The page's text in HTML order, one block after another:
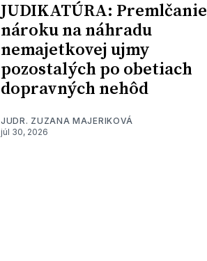
JUDIKATÚRA: Premlčanie
nároku na náhradu
nemajetkovej ujmy
pozostalých po obetiach
dopravných nehôd
JUDR. ZUZANA MAJERIKOVÁ
júl 30, 2026